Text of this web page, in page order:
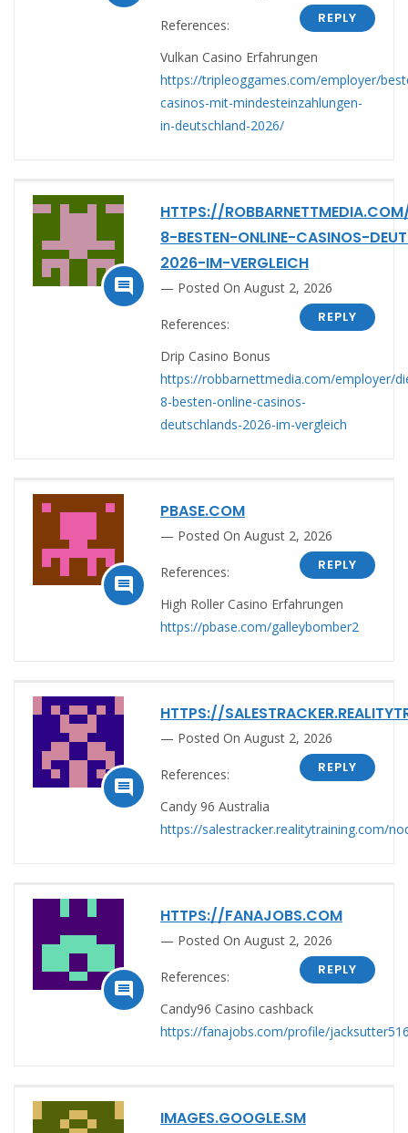
REPLY
References:
Vulkan Casino Erfahrungen
https://tripleoggames.com/employer/
casinos-mit-mindesteinzahlungen-
in-deutschland-2026/

HTTPS://
8-BESTEN-ONLINE-CASINOS-
2026-IM-VERGLEICH
Posted On August 2, 2026
REPLY
References:
Drip Casino Bonus
https://robbarnettmedia.com/employer/
8-besten-online-casinos-
deutschlands-2026-im-vergleich

PBASE.COM
Posted On August 2, 2026
REPLY
References:
High Roller Casino Erfahrungen
https://pbase.com/galleybomber2

HTTPS://
Posted On August 2, 2026
REPLY
References:
Candy 96 Australia
https://salestracker.realitytraining.com/

HTTPS://FANAJOBS.COM
Posted On August 2, 2026
REPLY
References:
Candy96 Casino cashback
https://fanajobs.com/profile/
IMAGES.GOOGLE.SM